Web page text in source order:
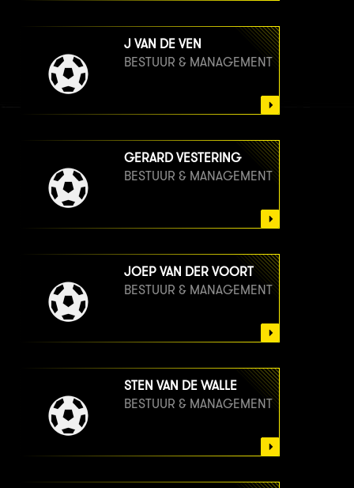
J VAN DE VEN
BESTUUR & MANAGEMENT
GERARD VESTERING
BESTUUR & MANAGEMENT
JOEP VAN DER VOORT
BESTUUR & MANAGEMENT
STEN VAN DE WALLE
BESTUUR & MANAGEMENT